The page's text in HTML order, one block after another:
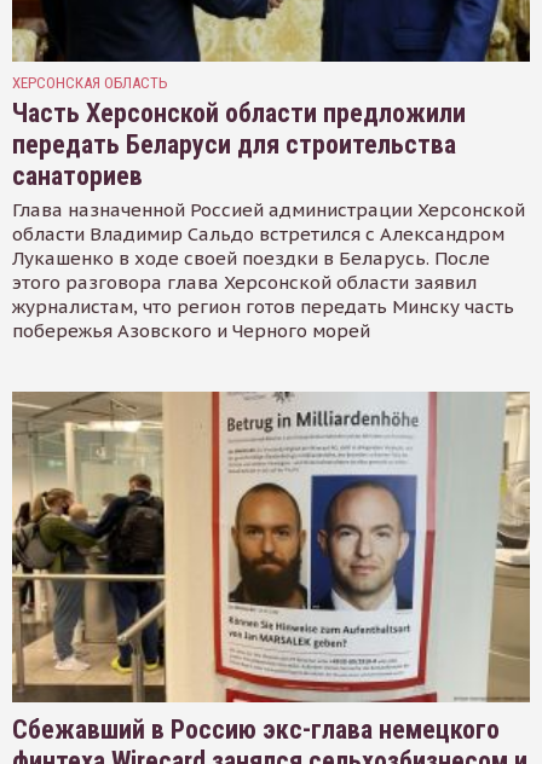
ХЕРСОНСКАЯ ОБЛАСТЬ
Часть Херсонской области предложили
передать Беларуси для строительства
санаториев
Глава назначенной Россией администрации Херсонской
области Владимир Сальдо встретился с Александром
Лукашенко в ходе своей поездки в Беларусь. После
этого разговора глава Херсонской области заявил
журналистам, что регион готов передать Минску часть
побережья Азовского и Черного морей
Сбежавший в Россию экс-глава немецкого